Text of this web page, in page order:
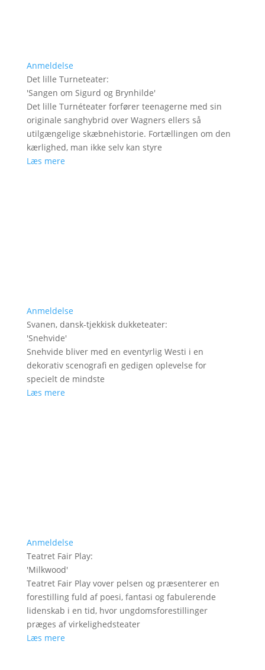
Anmeldelse
Det lille Turneteater:
'Sangen om Sigurd og Brynhilde'
Det lille Turnéteater forfører teenagerne med sin
originale sanghybrid over Wagners ellers så
utilgængelige skæbnehistorie. Fortællingen om den
kærlighed, man ikke selv kan styre
Læs mere
Anmeldelse
Svanen, dansk-tjekkisk dukketeater:
'Snehvide'
Snehvide bliver med en eventyrlig Westi i en
dekorativ scenografi en gedigen oplevelse for
specielt de mindste
Læs mere
Anmeldelse
Teatret Fair Play:
'Milkwood'
Teatret Fair Play vover pelsen og præsenterer en
forestilling fuld af poesi, fantasi og fabulerende
lidenskab i en tid, hvor ungdomsforestillinger
præges af virkelighedsteater
Læs mere